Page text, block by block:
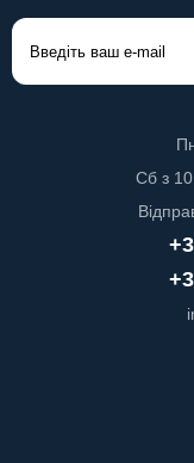
Сб з